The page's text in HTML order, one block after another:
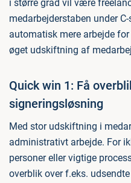
i større grad vil være
medarbejderstaben under
automatisk mere arbejde
øget udskiftning af
Quick win 1: Få
signeringsløsning
Med stor udskiftning i
administrativt arbejde. For
personer eller vigtige
overblik over f.eks.